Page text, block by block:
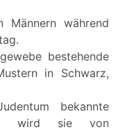
Männern während
bestehende
in Schwarz,
bekannte
wird sie von